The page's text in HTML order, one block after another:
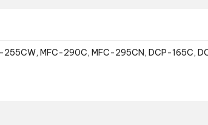
MFC-290C, MFC-295CN, DCP-165C,